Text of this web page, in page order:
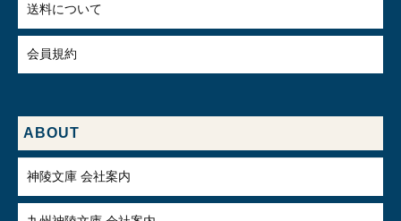
送料について
会員規約
ABOUT
神陵文庫 会社案内